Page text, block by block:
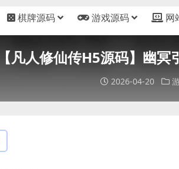
棋牌源码 游戏源码 网
凡人修仙传H5源码】幽
2026-04-20